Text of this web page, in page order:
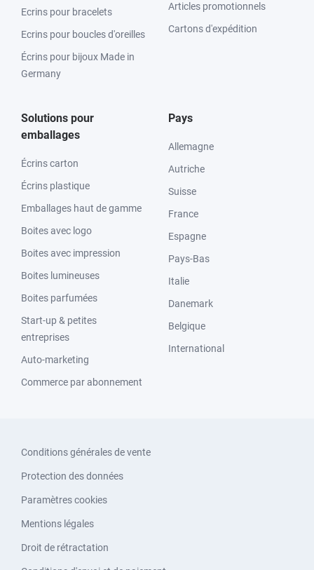
Ecrins pour bracelets
Ecrins pour boucles d'oreilles
Écrins pour bijoux Made in
Germany
Articles promotionnels
Cartons d'expédition
Solutions pour
emballages
Écrins carton
Écrins plastique
Emballages haut de gamme
Boites avec logo
Boites avec impression
Boites lumineuses
Boites parfumées
Start-up & petites
entreprises
Auto-marketing
Commerce par abonnement
Pays
Allemagne
Autriche
Suisse
France
Espagne
Pays-Bas
Italie
Danemark
Belgique
International
Conditions générales de vente
Protection des données
Paramètres cookies
Mentions légales
Droit de rétractation